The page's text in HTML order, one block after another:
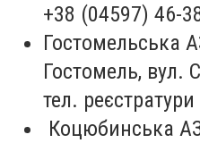
+38 (04597) 46-
Гостомельська
Гостомель, вул.
тел.
Коцюбинська